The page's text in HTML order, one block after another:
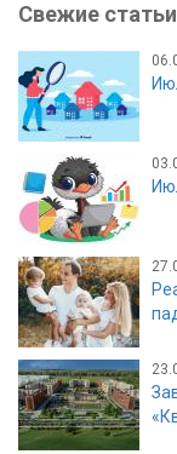
Свежие статьи